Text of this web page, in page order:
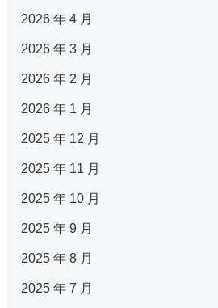
2026 年 4 月
2026 年 3 月
2026 年 2 月
2026 年 1 月
2025 年 12 月
2025 年 11 月
2025 年 10 月
2025 年 9 月
2025 年 8 月
2025 年 7 月